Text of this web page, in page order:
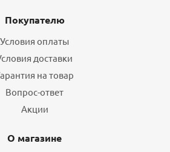
Покупателю
Условия оплаты
доставки
на товар
Вопрос-ответ
Акции
О магазине